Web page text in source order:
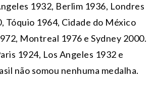
1932, Berlim 1936, Londres
Tóquio 1964, Cidade do México
Montreal 1976 e Sydney 2000.
1924, Los Angeles 1932 e
não somou nenhuma medalha.